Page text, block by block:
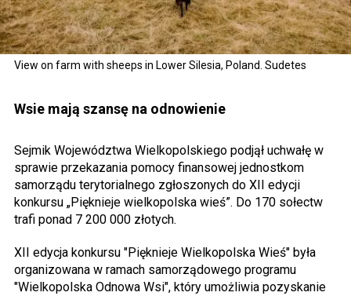
View on farm with sheeps in Lower Silesia, Poland. Sudetes
Wsie mają szansę na odnowienie
Sejmik Województwa Wielkopolskiego podjął uchwałę w
sprawie przekazania pomocy finansowej jednostkom
samorządu terytorialnego zgłoszonych do XII edycji
konkursu „Pięknieje wielkopolska wieś”. Do 170 sołectw
trafi ponad 7 200 000 złotych.
XII edycja konkursu "Pięknieje Wielkopolska Wieś" była
organizowana w ramach samorządowego programu
"Wielkopolska Odnowa Wsi", który umożliwia pozyskanie